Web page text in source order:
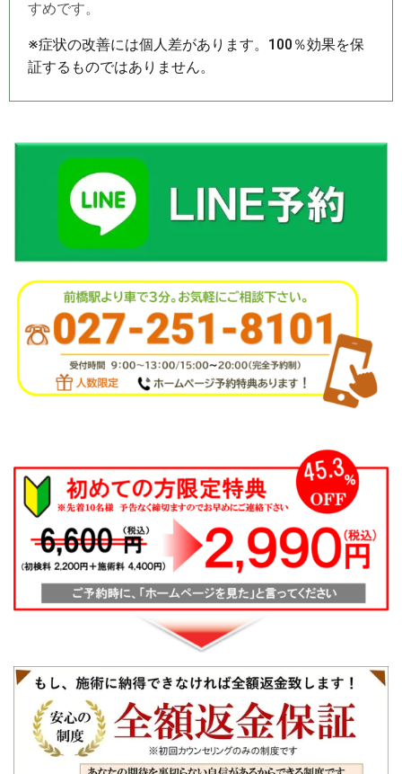
すめです。
※症状の改善には個人差があります。100％効果を保
証するものではありません。